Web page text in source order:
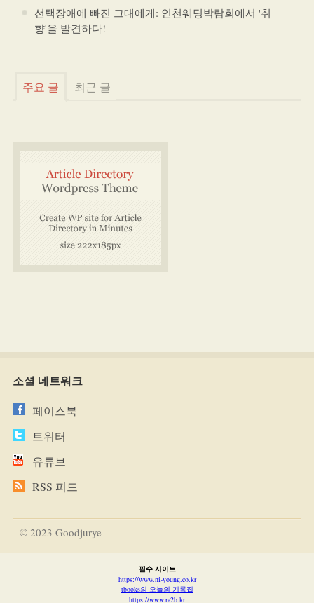
선택장애에 빠진 그대에게: 인천웨딩박람회에서 '취
향'을 발견하다!
주요 글 최근 글
소셜 네트워크
페이스북
트위터
유튜브
RSS 피드
© 2023 Goodjurye
필수 사이트
https://www.ni-young.co.kr
tbooks의 오늘의 기록집
https://www.ra2b.kr